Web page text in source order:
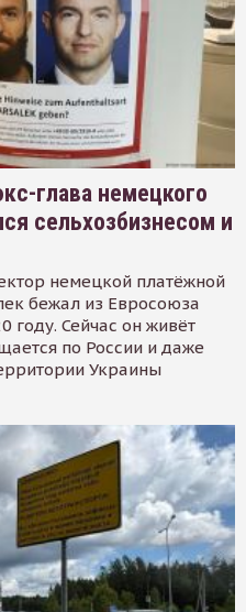
глава немецкого
сельхозбизнесом и
немецкой платёжной
бежал из Евросоюза
году. Сейчас он живёт
по России и даже
Украины